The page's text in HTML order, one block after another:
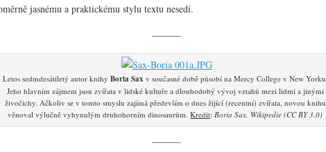
jasnému a praktickému stylu textu nesedí.
———
Letos sedmdesátiletý autor knihy Boria Sax v současné době působí na Mercy College v New Yorku.
Jeho hlavním zájmem jsou zvířata v lidské kultuře a dlouhodobý vývoj vztahů mezi lidmi a jinými
živočichy. Ačkoliv se v tomto smyslu zajímá především o dnes žijící (recentní) zvířata, novou knihu
věnoval výlučně vyhynulým druhohorním dinosaurům.Kredit: Boria Sax, Wikipedie (CC BY 3.0)
———